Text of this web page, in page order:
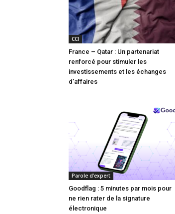
CCI
France – Qatar : Un partenariat
renforcé pour stimuler les
investissements et les échanges
d’affaires
Parole d'expert
Goodflag : 5 minutes par mois pour
ne rien rater de la signature
électronique